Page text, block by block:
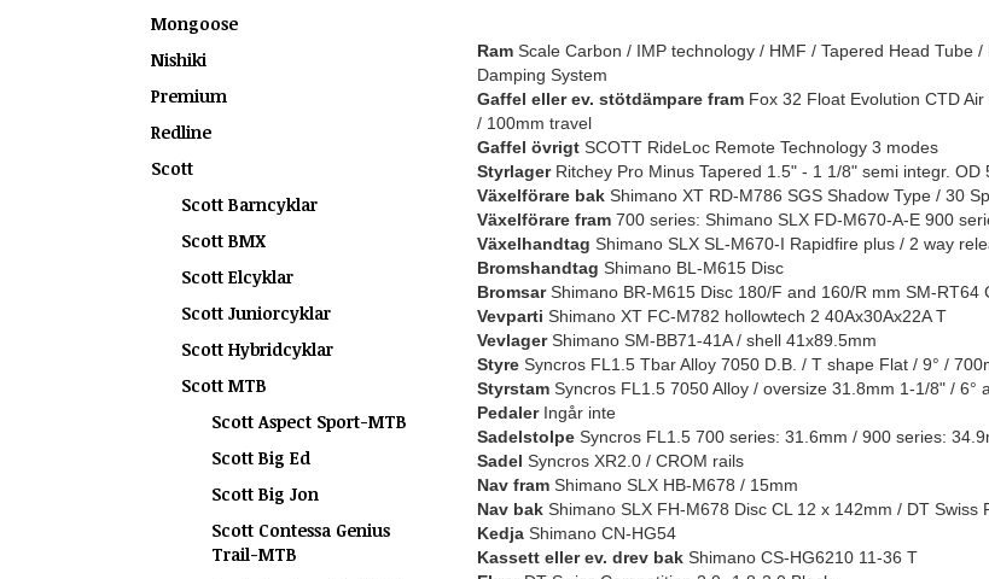
Mongoose
Nishiki
Premium
Redline
Scott
Scott Barncyklar
Scott BMX
Scott Elcyklar
Scott Juniorcyklar
Scott Hybridcyklar
Scott MTB
Scott Aspect Sport-MTB
Scott Big Ed
Scott Big Jon
Scott Contessa Genius
Trail-MTB
RamScale Carbon / IMP technology / HMF / Tapered Head Tube
Damping System
Gaffel eller ev. stötdämpare framFox 32 Float Evolution CTD
/ 100mm travel
Gaffel övrigtSCOTT RideLoc Remote Technology 3 modes
StyrlagerRitchey Pro Minus Tapered 1.5" - 1 1/8" semi integr. OD
Växelförare bakShimano XT RD-M786 SGS Shadow Type / 30
Växelförare fram700 series: Shimano SLX FD-M670-A-E 900
Växelhandtag Shimano SLX SL-M670-I Rapidfire plus / 2 way
Bromshandtag Shimano BL-M615 Disc
BromsarShimano BR-M615 Disc 180/F and 160/R mm SM-RT64
Vevparti Shimano XT FC-M782 hollowtech 2 40Ax30Ax22A T
VevlagerShimano SM-BB71-41A / shell 41x89.5mm
StyreSyncros FL1.5 Tbar Alloy 7050 D.B. / T shape Flat / 9° /
StyrstamSyncros FL1.5 7050 Alloy / oversize 31.8mm 1-1/8" / 6°
PedalerIngår inte
SadelstolpeSyncros FL1.5 700 series: 31.6mm / 900 series:
Sadel Syncros XR2.0 / CROM rails
Nav framShimano SLX HB-M678 / 15mm
Nav bakShimano SLX FH-M678 Disc CL 12 x 142mm / DT Swiss
KedjaShimano CN-HG54
Kassett eller ev. drev bakShimano CS-HG6210 11-36 T